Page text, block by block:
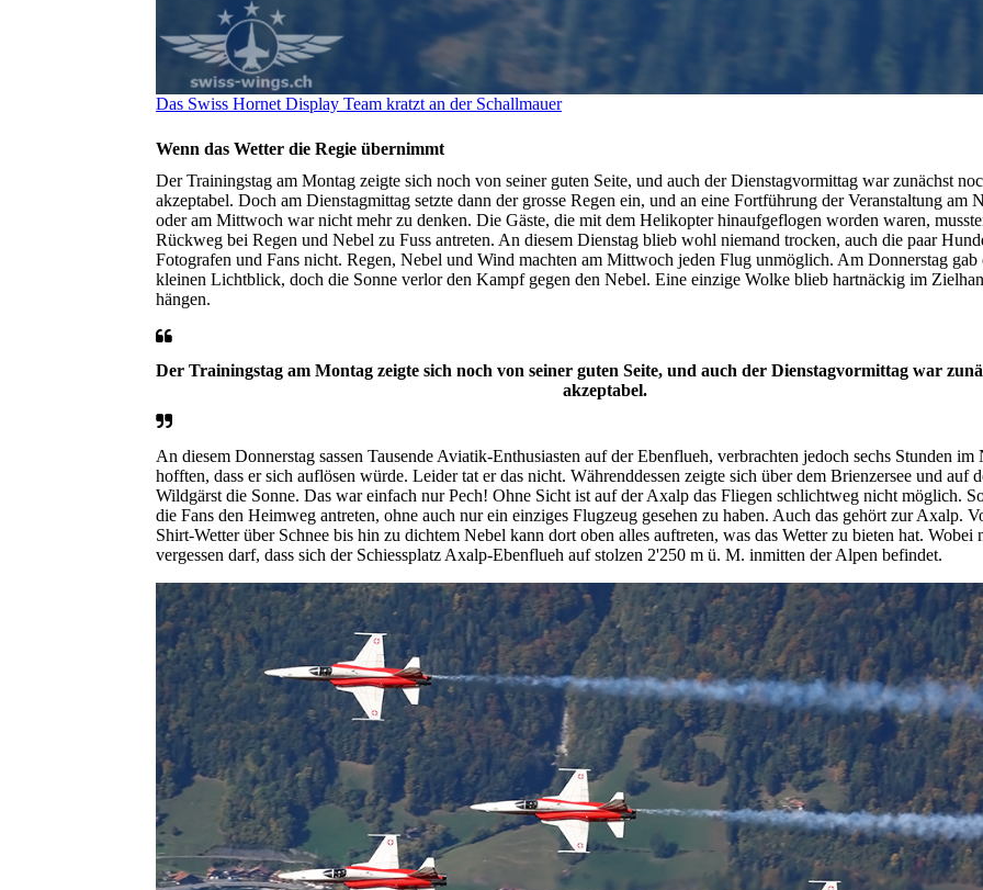
Das Swiss Hornet Display Team kratzt an der Schallmauer
Wenn das Wetter die Regie übernimmt
Der Trainingstag am Montag zeigte sich noch von seiner guten Seite, und auch der Dienstagvormittag war zunächst
akzeptabel. Doch am Dienstagmittag setzte dann der grosse Regen ein, und an eine Fortführung der Veranstaltung am
oder am Mittwoch war nicht mehr zu denken. Die Gäste, die mit dem Helikopter hinaufgeflogen worden waren,
Rückweg bei Regen und Nebel zu Fuss antreten. An diesem Dienstag blieb wohl niemand trocken, auch die paar
Fotografen und Fans nicht. Regen, Nebel und Wind machten am Mittwoch jeden Flug unmöglich. Am Donnerstag gab
kleinen Lichtblick, doch die Sonne verlor den Kampf gegen den Nebel. Eine einzige Wolke blieb hartnäckig im
hängen.
Der Trainingstag am Montag zeigte sich noch von seiner guten Seite, und auch der Dienstagvormittag war
akzeptabel.
An diesem Donnerstag sassen Tausende Aviatik-Enthusiasten auf der Ebenflueh, verbrachten jedoch sechs Stunden im
hofften, dass er sich auflösen würde. Leider tat er das nicht. Währenddessen zeigte sich über dem Brienzersee und auf
Wildgärst die Sonne. Das war einfach nur Pech! Ohne Sicht ist auf der Axalp das Fliegen schlichtweg nicht möglich.
die Fans den Heimweg antreten, ohne auch nur ein einziges Flugzeug gesehen zu haben. Auch das gehört zur Axalp.
Shirt-Wetter über Schnee bis hin zu dichtem Nebel kann dort oben alles auftreten, was das Wetter zu bieten hat. Wobei
vergessen darf, dass sich der Schiessplatz Axalp-Ebenflueh auf stolzen 2'250 m ü. M. inmitten der Alpen befindet.